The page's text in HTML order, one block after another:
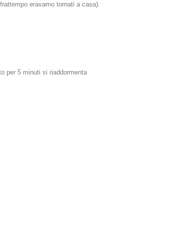
eravamo tornati a casa):
per 5 minuti si riaddormenta